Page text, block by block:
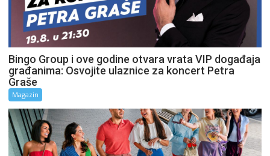
Bingo Group i ove godine otvara vrata VIP događaja
građanima: Osvojite ulaznice za koncert Petra
Graše
Magazin